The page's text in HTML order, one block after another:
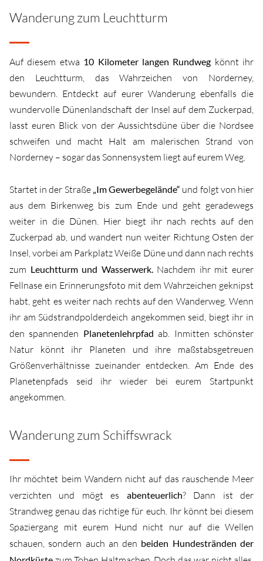
Wanderung zum Leuchtturm
Auf diesem etwa 10 Kilometer langen Rundweg könnt ihr
den Leuchtturm, das Wahrzeichen von Norderney,
bewundern. Entdeckt auf eurer Wanderung ebenfalls die
wundervolle Dünenlandschaft der Insel auf dem Zuckerpad,
lasst euren Blick von der Aussichtsdüne über die Nordsee
schweifen und macht Halt am malerischen Strand von
Norderney – sogar das Sonnensystem liegt auf eurem Weg.
Startet in der Straße „Im Gewerbegelände“ und folgt von hier
aus dem Birkenweg bis zum Ende und geht geradewegs
weiter in die Dünen. Hier biegt ihr nach rechts auf den
Zuckerpad ab, und wandert nun weiter Richtung Osten der
Insel, vorbei am Parkplatz Weiße Düne und dann nach rechts
zum Leuchtturm und Wasserwerk.Nachdem ihr mit eurer
Fellnase ein Erinnerungsfoto mit dem Wahrzeichen geknipst
habt, geht es weiter nach rechts auf den Wanderweg. Wenn
ihr am Südstrandpolderdeich angekommen seid, biegt ihr in
den spannenden Planetenlehrpfad ab. Inmitten schönster
Natur könnt ihr Planeten und ihre maßstabsgetreuen
Größenverhältnisse zueinander entdecken. Am Ende des
Planetenpfads seid ihr wieder bei eurem Startpunkt
angekommen.
Wanderung zum Schiffswrack
Ihr möchtet beim Wandern nicht auf das rauschende Meer
verzichten und mögt es abenteuerlich? Dann ist der
Strandweg genau das richtige für euch. Ihr könnt bei diesem
Spaziergang mit eurem Hund nicht nur auf die Wellen
schauen, sondern auch an den beiden Hundestränden der